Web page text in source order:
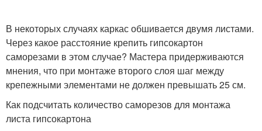
В некоторых случаях каркас обшивается двумя листами.
Через какое расстояние крепить гипсокартон
саморезами в этом случае? Мастера придерживаются
мнения, что при монтаже второго слоя шаг между
крепежными элементами не должен превышать 25 см.
Как подсчитать количество саморезов для монтажа
листа гипсокартона